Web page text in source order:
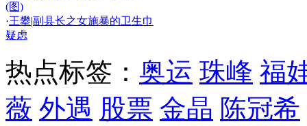
(图)
·王攀|副县长之女施暴的卫生巾
疑虑
热点标签： 奥运 珠峰 福
薇 外遇 股票 金晶 陈冠希